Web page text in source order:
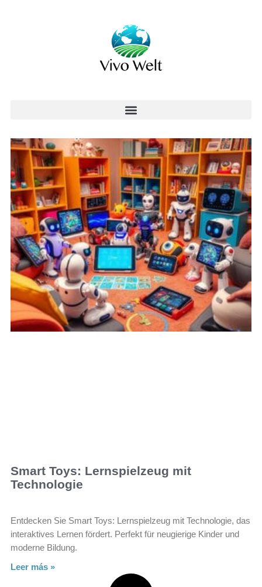
Smart Toys: Lernspielzeug mit
Technologie
Entdecken Sie Smart Toys: Lernspielzeug mit Technologie, das
interaktives Lernen fördert. Perfekt für neugierige Kinder und
moderne Bildung.
Leer más »